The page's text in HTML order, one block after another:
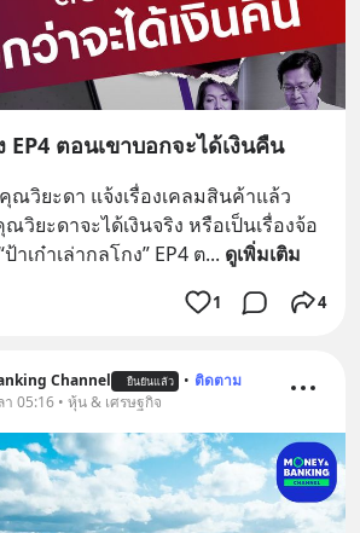
EP4 ตอนเขาบอกจะได้เงินคืน
ณวิยะดา แจ้งเรื่องเคลมสินค้าแล้ว
วิยะดาจะได้เงินจริง หรือเป็นเรื่องจ้อ
าเก๋าเล่ากลโกง” EP4 ต... ดูเพิ่มเติม
1 4
Channel ยืนยันแล้ว • ติดตาม
05:16 • หุ้น & เศรษฐกิจ